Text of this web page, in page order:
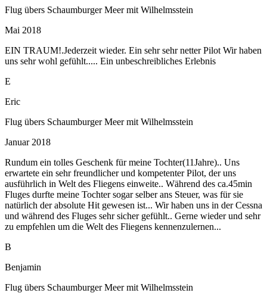
Flug übers Schaumburger Meer mit Wilhelmsstein
Mai 2018
EIN TRAUM!.Jederzeit wieder. Ein sehr sehr netter Pilot Wir haben
uns sehr wohl gefühlt..... Ein unbeschreibliches Erlebnis
E
Eric
Flug übers Schaumburger Meer mit Wilhelmsstein
Januar 2018
Rundum ein tolles Geschenk für meine Tochter(11Jahre).. Uns
erwartete ein sehr freundlicher und kompetenter Pilot, der uns
ausführlich in Welt des Fliegens einweite.. Während des ca.45min
Fluges durfte meine Tochter sogar selber ans Steuer, was für sie
natürlich der absolute Hit gewesen ist... Wir haben uns in der Cessna
und während des Fluges sehr sicher gefühlt.. Gerne wieder und sehr
zu empfehlen um die Welt des Fliegens kennenzulernen...
B
Benjamin
Flug übers Schaumburger Meer mit Wilhelmsstein